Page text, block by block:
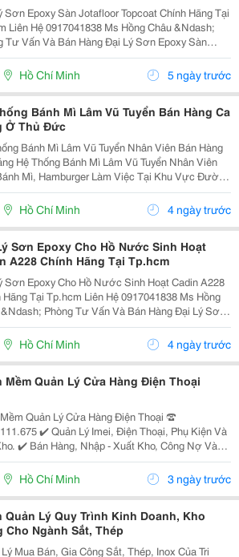
Sơn Epoxy Sàn Jotafloor Topcoat Chính Hãng Tại
Và Bán Hàng Đại Lý Sơn Epoxy Sàn
Topcoat Chính Hãng Tại Tphcm Việc Lựa Chọn
Cung Cấp Sơn Jotafloor Topcoat Giúp...
Hồ Chí Minh 5 ngày trước
Bánh Mì Lâm Vũ Tuyển Bán Hàng Ca
Ở Thủ Đức
Bánh Mì Lâm Vũ Tuyển Nhân Viên Bán Hàng
Nhân Viên
Mì, Hamburger Làm Việc Tại Khu Vực Đường
&Ndash; Tp. Thủ Đức +++ Thu Nhập:
26.000 - 28.000 Đồng/Giờ. +++ Thưởng Khi Đạt/Vượt...
Hồ Chí Minh 4 ngày trước
Sơn Epoxy Cho Hồ Nước Sinh Hoạt
A228 Chính Hãng Tại Tp.hcm
Sơn Epoxy Cho Hồ Nước Sinh Hoạt Cadin A228
Tp.hcm Liên Hệ 0917041838 Ms Hồng
Phòng Tư Vấn Và Bán Hàng Đại Lý Sơn
Cho Hồ Nước Sinh Hoạt Cadin A228 Chính Hãng
Sử Dụng Sơn Epoxy Cho Hồ Nước Sinh...
Hồ Chí Minh 4 ngày trước
Mềm Quản Lý Cửa Hàng Điện Thoại
Quản Lý Cửa Hàng Điện Thoại ☎️
Imei, Điện Thoại, Phụ Kiện Và
Công Nợ Và
Sửa Chữa Và Khách
Hàng. ✔️ Hoạt Động Offline, Không Liên Kết Bên...
Hồ Chí Minh 3 ngày trước
Quản Lý Quy Trình Kinh Doanh, Kho
Cho Ngành Sắt, Thép
Mua Bán, Gia Công Sắt, Thép, Inox Của Tri